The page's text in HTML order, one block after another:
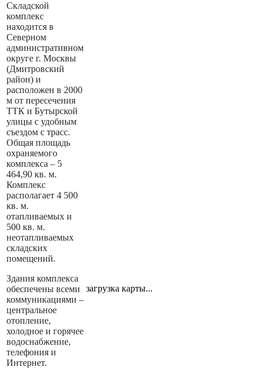
Складской
комплекс
находится в
Северном
административном
округе г. Москвы
(Дмитровский
район) и
расположен в 2000
м от пересечения
ТТК и Бутырской
улицы с удобным
съездом с трасс.
Общая площадь
охраняемого
комплекса – 5
464,90 кв. м.
Комплекс
располагает 4 500
кв. м.
отапливаемых и
500 кв. м.
неотапливаемых
складских
помещений.
Здания комплекса
обеспечены всеми
коммуникациями –
центральное
отопление,
холодное и горячее
водоснабжение,
телефония и
Интернет.
загрузка карты...